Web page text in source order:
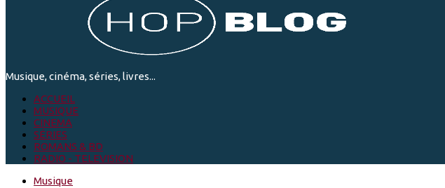
Musique, cinéma, séries, livres...
ACCUEIL
MUSIQUE
CINEMA
SÉRIES
ROMANS & BD
RADIO - TELEVISION
Musique